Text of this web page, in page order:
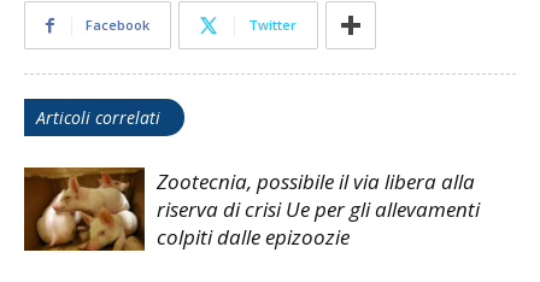
Facebook Twitter
Articoli correlati
Zootecnia, possibile il via libera alla
riserva di crisi Ue per gli allevamenti
colpiti dalle epizoozie